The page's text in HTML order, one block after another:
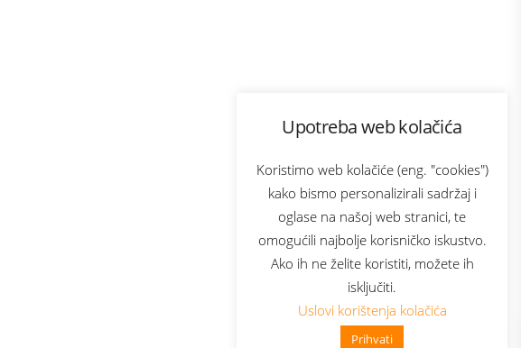
Upotreba web kolačića
Koristimo web kolačiće (eng. "cookies")
kako bismo personalizirali sadržaj i
oglase na našoj web stranici, te
omogućili najbolje korisničko iskustvo.
Ako ih ne želite koristiti, možete ih
isključiti.
Uslovi korištenja kolačića
Prihvati
👋 Zdravo, kako mogu pomoći?
Bonus plus
Prijava za newsletter